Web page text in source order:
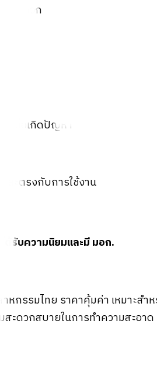
มสะดวก
าน
จเมื่อเกิดปัญหา
ละตรงกับการใช้งาน
ได้รับความนิยมและมี มอก.
รรมไทย ราคาคุ้มค่า เหมาะ
ะดวกสบายในการทำความสะอาด